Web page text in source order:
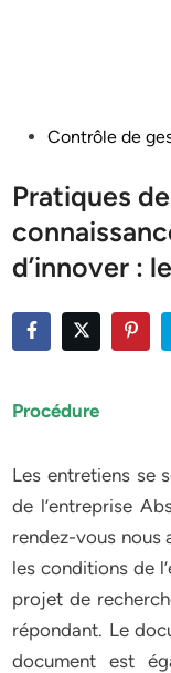
PostedContrôle de
Pratiques
d’innover :
Procédure
Les entretiens se
de l’entreprise
rendez-vous nous
les conditions de
projet de
répondant. Le
document est